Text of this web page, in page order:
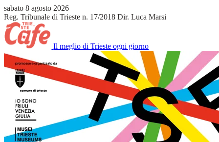
sabato 8 agosto 2026
Reg. Tribunale di Trieste n. 17/2018 Dir. Luca Marsi
Il meglio di Trieste ogni giorno